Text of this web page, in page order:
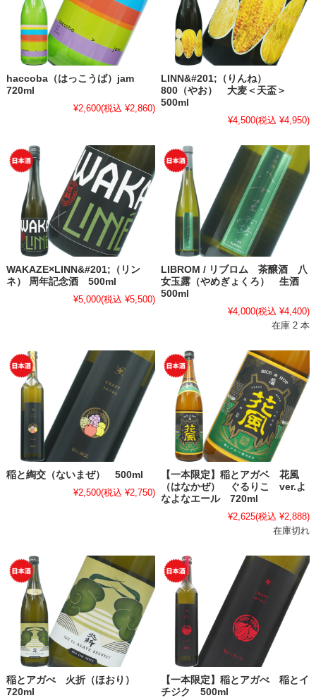
haccoba（はっこうば）jam
720ml
¥2,600(税込 ¥2,860)
LINN&#201;（りんね）
800（やお） 大麦＜天盃＞
500ml
¥4,500(税込 ¥4,950)
WAKAZE×LINN&#201;（リン
ネ） 周年記念酒 500ml
¥5,000(税込 ¥5,500)
LIBROM / リブロム 茶醸酒 八
女玉露（やめぎょくろ） 生酒
500ml
¥4,000(税込 ¥4,400)
在庫 2 本
稲と綯交（ないまぜ） 500ml
¥2,500(税込 ¥2,750)
【一本限定】稲とアガベ 花風
（はなかぜ） ぐるりこ ver.よ
なよなエール 720ml
¥2,625(税込 ¥2,888)
在庫切れ
稲とアガべ 火折（ほおり）
720ml
【一本限定】稲とアガべ 稲とイ
チジク 500ml